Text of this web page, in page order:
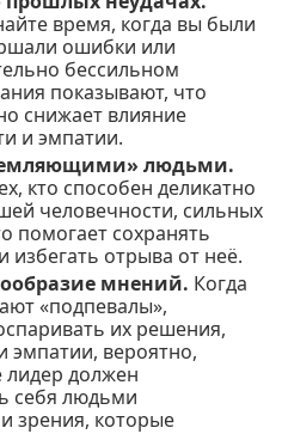
время, когда вы были
ошибки или
бессильном
показывают, что
снижает влияние
и эмпатии.
людьми.
кто способен деликатно
человечности, сильных
помогает сохранять
избегать отрыва от неё.
мнений. Когда
«подпевалы»,
их решения,
эмпатии, вероятно,
лидер должен
себя людьми
зрения, которые